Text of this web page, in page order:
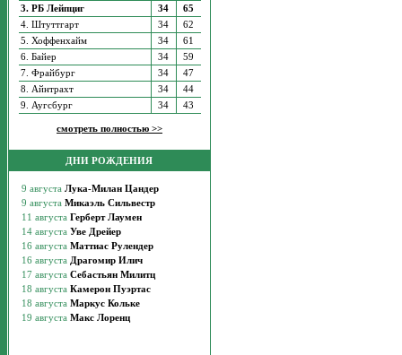
3. РБ Лейпциг
34
65
4. Штуттгарт
34
62
5. Хоффенхайм
34
61
6. Байер
34
59
7. Фрайбург
34
47
8. Айнтрахт
34
44
9. Аугсбург
34 43
смотреть полностью >>
ДНИ РОЖДЕНИЯ